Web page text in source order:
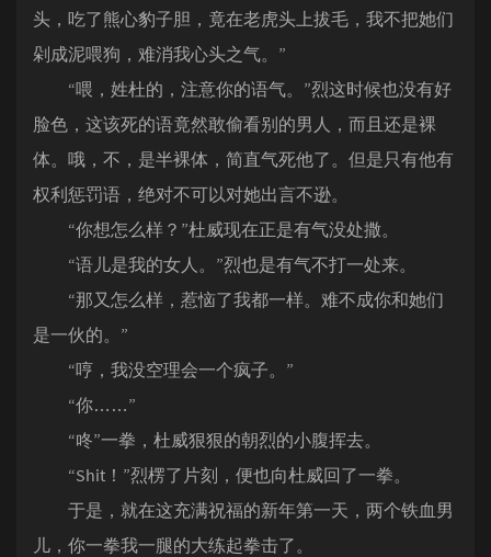
头，吃了熊心豹子胆，竟在老虎头上拔毛，我不把她们
剁成泥喂狗，难消我心头之气。”
“喂，姓杜的，注意你的语气。”烈这时候也没有好
脸色，这该死的语竟然敢偷看别的男人，而且还是裸
体。哦，不，是半裸体，简直气死他了。但是只有他有
权利惩罚语，绝对不可以对她出言不逊。
“你想怎么样？”杜威现在正是有气没处撒。
“语儿是我的女人。”烈也是有气不打一处来。
“那又怎么样，惹恼了我都一样。难不成你和她们
是一伙的。”
“哼，我没空理会一个疯子。”
“你……”
“咚”一拳，杜威狠狠的朝烈的小腹挥去。
“Shit！”烈楞了片刻，便也向杜威回了一拳。
于是，就在这充满祝福的新年第一天，两个铁血男
儿，你一拳我一腿的大练起拳击了。